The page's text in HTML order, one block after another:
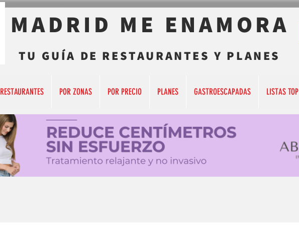
MADRID ME ENAMORA
TU GUÍA DE RESTAURANTES Y PLANES
RESTAURANTES POR ZONAS POR PRECIO PLANES GASTROESCAPADAS LISTAS TOP